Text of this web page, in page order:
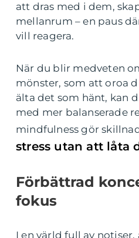
att dras med i dem,
mellanrum – en paus
vill reagera.
När du blir medveten
mönster, som att oroa
älta det som hänt, kan
med mer balanserade
mindfulness gör
stress utan att låta
Förbättrad
fokus
I en värld full av